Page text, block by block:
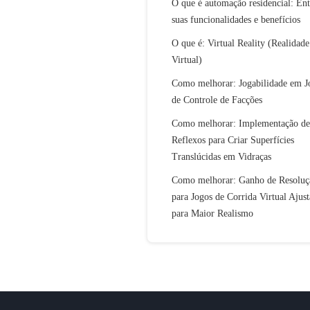
O que é automação residencial:
suas funcionalidades e benefícios
O que é: Virtual Reality (Realidade
Virtual)
Como melhorar: Jogabilidade em
de Controle de Facções
Como melhorar: Implementação de
Reflexos para Criar Superfícies
Translúcidas em Vidraças
Como melhorar: Ganho de
para Jogos de Corrida Virtual
para Maior Realismo